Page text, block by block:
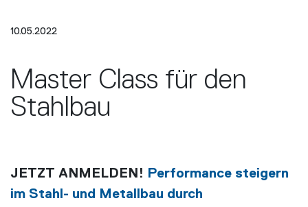
10.05.2022
Master Class für den
Stahlbau
JETZT ANMELDEN! Performance steigern
im Stahl- und Metallbau durch